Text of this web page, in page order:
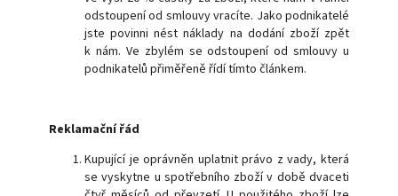
odstoupení od smlouvy vracíte. Jako podnikatelé
jste povinni nést náklady na dodání zboží zpět
k nám. Ve zbylém se odstoupení od smlouvy u
podnikatelů přiměřeně řídí tímto článkem.
Reklamační řád
Kupující je oprávněn uplatnit právo z vady, která
se vyskytne u spotřebního zboží v době dvaceti